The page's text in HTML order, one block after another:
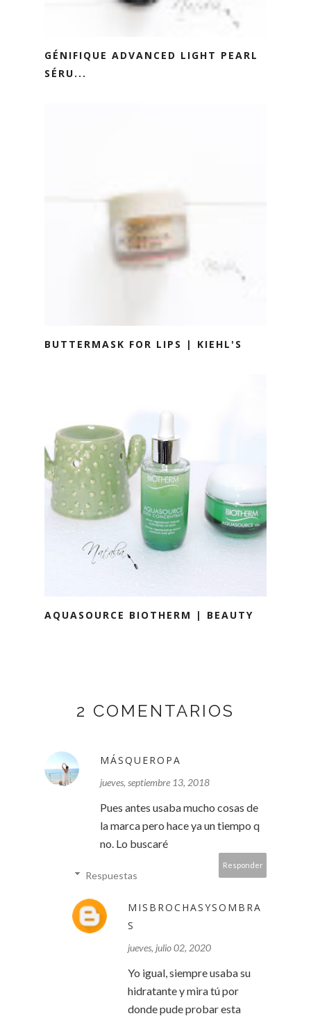
GÉNIFIQUE ADVANCED LIGHT PEARL
SÉRU...
BUTTERMASK FOR LIPS | KIEHL'S
AQUASOURCE BIOTHERM | BEAUTY
2 COMENTARIOS
MÁSQUEROPA
jueves, septiembre 13, 2018
Pues antes usaba mucho cosas de
la marca pero hace ya un tiempo q
no. Lo buscaré
Responder
Respuestas
MISBROCHASYSOMBRA
S
jueves, julio 02, 2020
Yo igual, siempre usaba su
hidratante y mira tú por
donde pude probar esta